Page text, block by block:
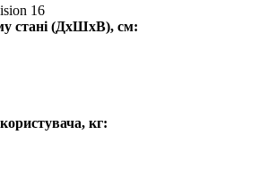
16
стані (ДхШхВ), см:
кг: